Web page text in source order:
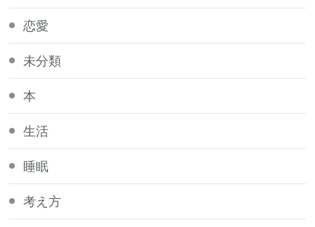
恋愛
未分類
本
生活
睡眠
考え方